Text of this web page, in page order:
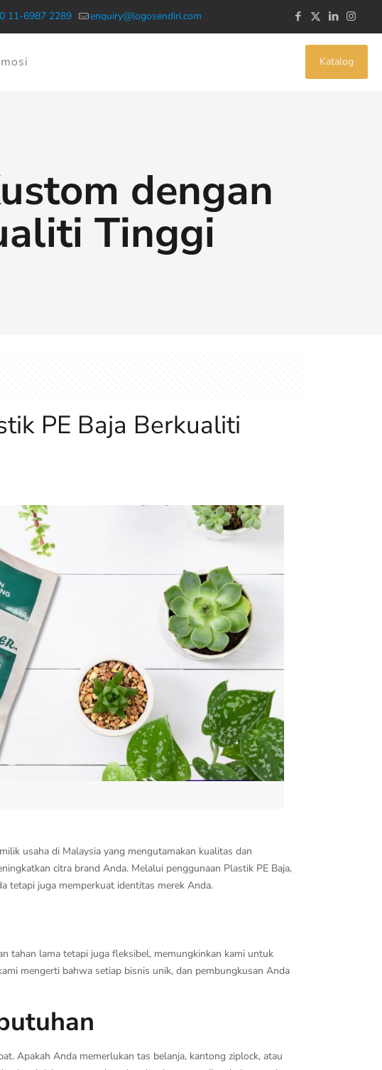
11-6987 2289 enquiry@logosendiri.com
Katalog
dengan
Tinggi
PE Baja Berkualiti
usaha di Malaysia yang mengutamakan kualitas dan
citra brand Anda. Melalui penggunaan Plastik PE Baja,
tetapi juga memperkuat identitas merek Anda.
tahan lama tetapi juga fleksibel, memungkinkan kami untuk
mengerti bahwa setiap bisnis unik, dan pembungkusan Anda
Apakah Anda memerlukan tas belanja, kantong ziplock, atau